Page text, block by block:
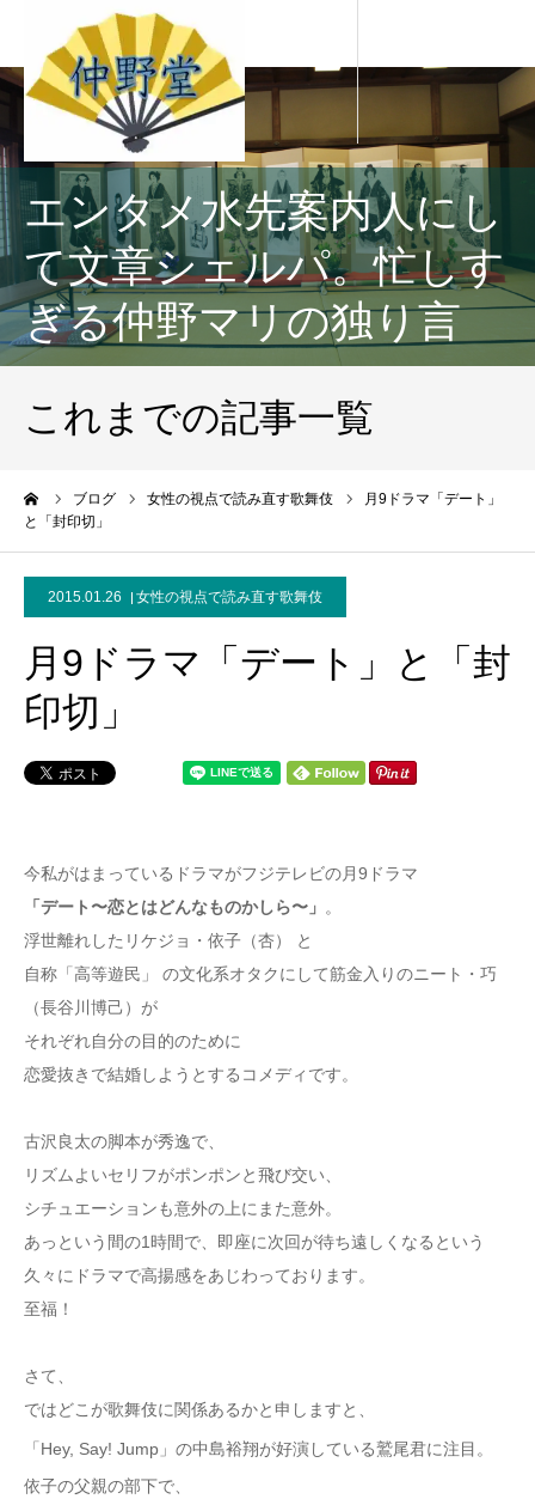
エンタメ水先案内人にし
て文章シェルパ。忙しす
ぎる仲野マリの独り言
これまでの記事一覧
ブログ 女性の視点で読み直す歌舞伎
月9ドラマ「デート」
と「封印切」
2015.01.26 女性の視点で読み直す歌舞伎
月9ドラマ「デート」と「封
印切」
今私がはまっているドラマがフジテレビの月9ドラマ
「デート〜恋とはどんなものかしら〜」 。
浮世離れしたリケジョ・依子（杏） と
自称「高等遊民」 の文化系オタクにして筋金入りのニート・巧
（長谷川博己）が
それぞれ自分の目的のために
恋愛抜きで結婚しようとするコメディです。
古沢良太の脚本が秀逸で、
リズムよいセリフがポンポンと飛び交い、
シチュエーションも意外の上にまた意外。
あっという間の1時間で、即座に次回が待ち遠しくなるという
久々にドラマで高揚感をあじわっております。
至福！
さて、
ではどこが歌舞伎に関係あるかと申しますと、
「Hey, Say! Jump」の中島裕翔が好演している鷲尾君に注目。
依子の父親の部下で、